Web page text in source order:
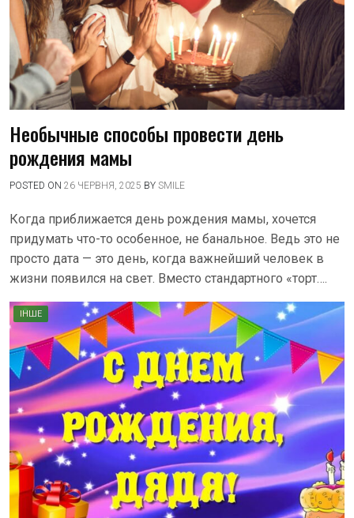
Необычные способы провести день
рождения мамы
POSTED ON 26 ЧЕРВНЯ, 2025 BY SMILE
Когда приближается день рождения мамы, хочется
придумать что-то особенное, не банальное. Ведь это не
просто дата — это день, когда важнейший человек в
жизни появился на свет. Вместо стандартного «торт….
ІНШЕ